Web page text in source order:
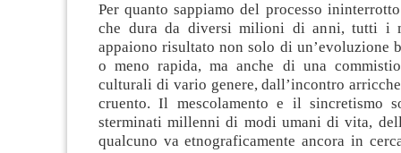
Per quanto sappiamo del processo
che dura da diversi milioni di anni, tutti i
appaiono risultato non solo di un’evoluzione
o meno rapida, ma anche di una
culturali di vario genere, dall’incontro
cruento. Il mescolamento e il sincretismo
sterminati millenni di modi umani di vita,
qualcuno va etnograficamente ancora in